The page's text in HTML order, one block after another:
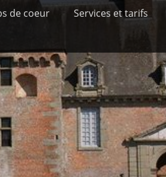
de coeur Services et tarifs